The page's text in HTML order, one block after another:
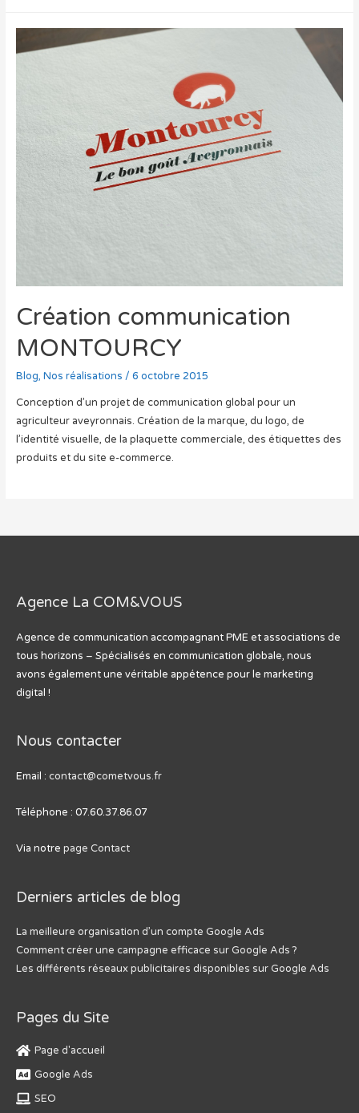
Création communication
MONTOURCY
Blog, Nos réalisations / 6 octobre 2015
Conception d’un projet de communication global pour un
agriculteur aveyronnais. Création de la marque, du logo, de
l’identité visuelle, de la plaquette commerciale, des étiquettes des
produits et du site e-commerce.
Agence La COM&VOUS
Agence de communication accompagnant PME et associations de
tous horizons – Spécialisés en communication globale, nous
avons également une véritable appétence pour le marketing
digital !
Nous contacter
Email : contact@cometvous.fr
Téléphone : 07.60.37.86.07
Via notre page Contact
Derniers articles de blog
La meilleure organisation d’un compte Google Ads
Comment créer une campagne efficace sur Google Ads ?
Les différents réseaux publicitaires disponibles sur Google Ads
Pages du Site
Page d'accueil
Google Ads
SEO